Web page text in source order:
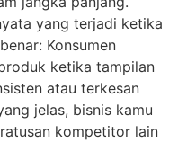
yang terjadi ketika
Konsumen
ketika tampilan
atau terkesan
jelas, bisnis kamu
kompetitor lain